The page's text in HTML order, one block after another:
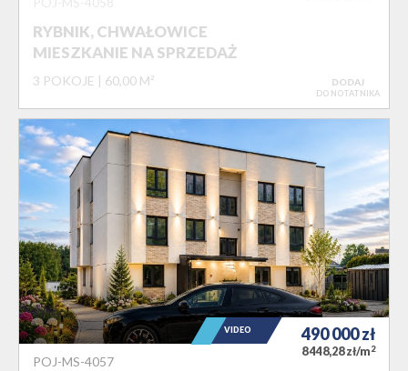
RYBNIK, CHWAŁOWICE
MIESZKANIE NA SPRZEDAŻ
3 POKOJE 60,00 M² DODAJ
DO NOTATNIKA
POJ-MS-4057
490 000zł
8 448,28 zł/m2
VIDEO